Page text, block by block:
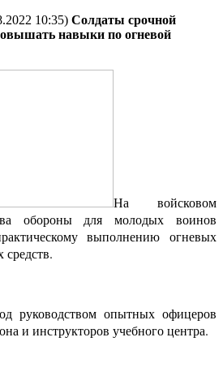
10:35) Солдаты срочной
навыки по огневой
На войсковом
обороны для молодых воинов
выполнению огневых
средств.
руководством опытных офицеров
и инструкторов учебного центра.